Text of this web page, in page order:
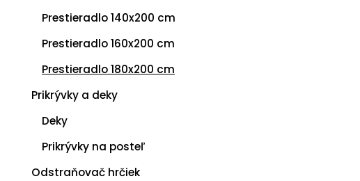
Prestieradlo 140x200 cm
Prestieradlo 160x200 cm
Prestieradlo 180x200 cm
Prikrývky a deky
Deky
Prikrývky na posteľ
Odstraňovač hrčiek